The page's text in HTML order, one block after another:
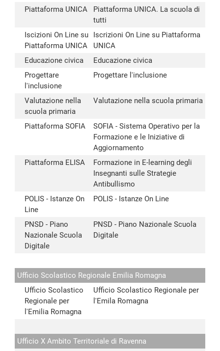
Piattaforma UNICA
Piattaforma UNICA. La scuola di
tutti
Iscizioni On Line su
Piattaforma UNICA
Iscrizioni On Line su Piattaforma
UNICA
Educazione civica
Educazione civica
Progettare
l'inclusione
Progettare l'inclusione
Valutazione nella
scuola primaria
Valutazione nella scuola primaria
Piattaforma SOFIA
SOFIA - Sistema Operativo per la
Formazione e le Iniziative di
Aggiornamento
Piattaforma ELISA
Formazione in E-learning degli
Insegnanti sulle Strategie
Antibullismo
POLIS - Istanze On
Line
POLIS - Istanze On Line
PNSD - Piano
Nazionale Scuola
Digitale
PNSD - Piano Nazionale Scuola
Digitale
Ufficio Scolastico Regionale Emilia Romagna
Ufficio Scolastico
Regionale per
l'Emilia Romagna
Ufficio Scolastico Regionale per
l'Emila Romagna
Ufficio X Ambito Territoriale di Ravenna